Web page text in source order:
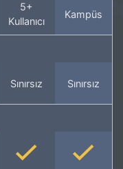
5+
Kullanıcı
Kampüs
Sınırsız Sınırsız